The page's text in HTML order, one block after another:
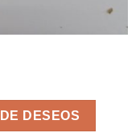
DESEOS